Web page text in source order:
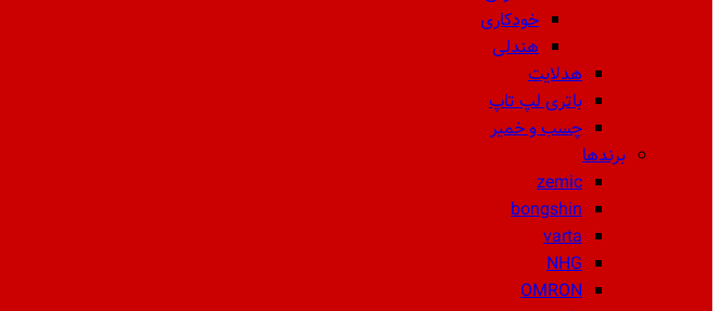
خودکاری
هندلی
هدلایت
باتری لپ تاپ
چسب و خمیر
برندها
zemic
bongshin
varta
NHG
OMRON